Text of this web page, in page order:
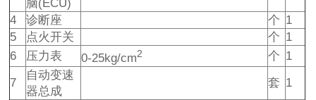
脑(ECU)
4
诊断座 个 1
5
点火开关 个 1
6
压力表 0-25kg/cm2 个 1
7
自动变速
器总成
套 1